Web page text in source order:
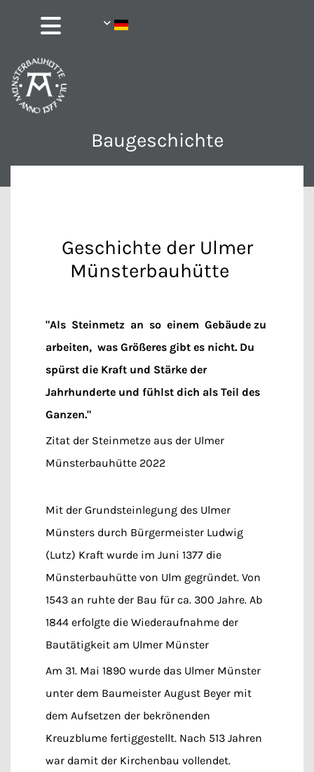
Baugeschichte
Geschichte der Ulmer
Münsterbauhütte
"Als Steinmetz an so einem Gebäude zu
arbeiten, was Größeres gibt es nicht. Du
spürst die Kraft und Stärke der
Jahrhunderte und fühlst dich als Teil des
Ganzen."
Zitat der Steinmetze aus der Ulmer
Münsterbauhütte 2022
Mit der Grundsteinlegung des Ulmer
Münsters durch Bürgermeister Ludwig
(Lutz) Kraft wurde im Juni 1377 die
Münsterbauhütte von Ulm gegründet. Von
1543 an ruhte der Bau für ca. 300 Jahre. Ab
1844 erfolgte die Wiederaufnahme der
Bautätigkeit am Ulmer Münster
Am 31. Mai 1890 wurde das Ulmer Münster
unter dem Baumeister August Beyer mit
dem Aufsetzen der bekrönenden
Kreuzblume fertiggestellt. Nach 513 Jahren
war damit der Kirchenbau vollendet.